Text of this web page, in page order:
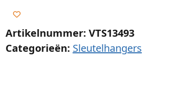
Artikelnummer: VTS13493
Categorieën: Sleutelhangers